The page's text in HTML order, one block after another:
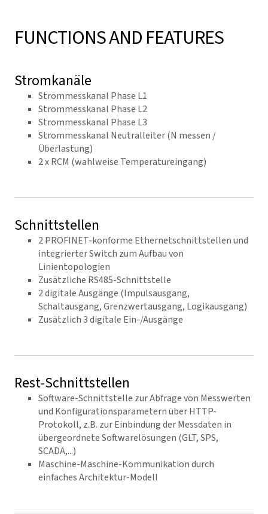
FUNCTIONS AND FEATURES
Stromkanäle
Strommesskanal Phase L1
Strommesskanal Phase L2
Strommesskanal Phase L3
Strommesskanal Neutralleiter (N messen /
Überlastung)
2 x RCM (wahlweise Temperatureingang)
Schnittstellen
2 PROFINET-konforme Ethernetschnittstellen und
integrierter Switch zum Aufbau von
Linientopologien
Zusätzliche RS485-Schnittstelle
2 digitale Ausgänge (Impulsausgang,
Schaltausgang, Grenzwertausgang, Logikausgang)
Zusätzlich 3 digitale Ein-/Ausgänge
Rest-Schnittstellen
Software-Schnittstelle zur Abfrage von Messwerten
und Konfigurationsparametern über HTTP-
Protokoll, z.B. zur Einbindung der Messdaten in
übergeordnete Softwarelösungen (GLT, SPS,
SCADA,...)
Maschine-Maschine-Kommunikation durch
einfaches Architektur-Modell